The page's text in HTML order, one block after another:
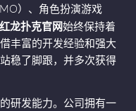
）、角色扮演游戏
红龙扑克官网始终保持着
丰富的开发经验和强大
稳了脚跟，并多次获得
研发能力。公司拥有一